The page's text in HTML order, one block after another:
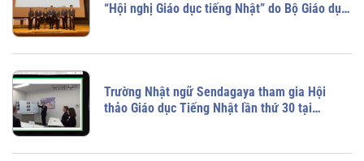
“Hội nghị Giáo dục tiếng Nhật” do Bộ Giáo dục,
Trường Nhật ngữ Sendagaya tham gia Hội
thảo Giáo dục Tiếng Nhật lần thứ 30 tại